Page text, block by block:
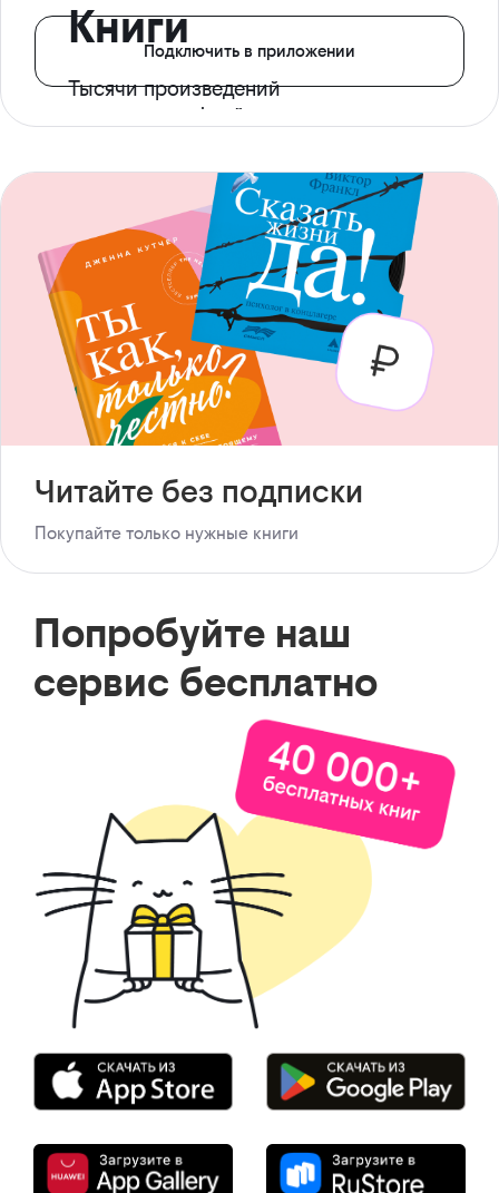
Книги
Тысячи произведений
с доступом офлайн
Подключить в приложении
Читайте без подписки
Покупайте только нужные книги
Попробуйте наш
сервис бесплатно